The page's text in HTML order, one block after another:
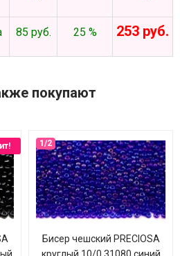
85 руб. 25 % 253 руб.
покупают
Бисер чешский PRECIOSA